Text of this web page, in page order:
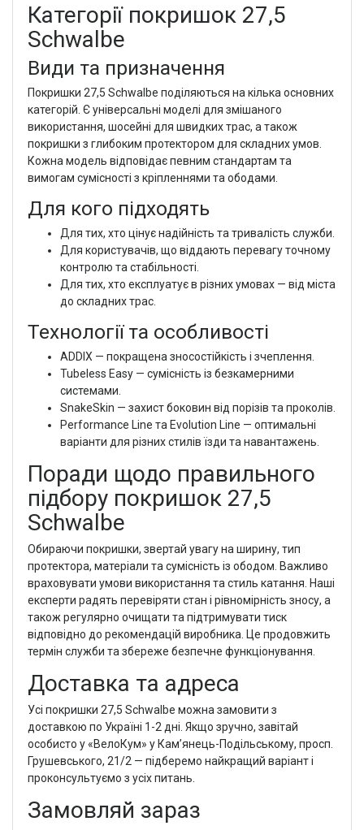
Категорії покришок 27,5
Schwalbe
Види та призначення
Покришки 27,5 Schwalbe поділяються на кілька основних
категорій. Є універсальні моделі для змішаного
використання, шосейні для швидких трас, а також
покришки з глибоким протектором для складних умов.
Кожна модель відповідає певним стандартам та
вимогам сумісності з кріпленнями та ободами.
Для кого підходять
Для тих, хто цінує надійність та тривалість служби.
Для користувачів, що віддають перевагу точному
контролю та стабільності.
Для тих, хто експлуатує в різних умовах — від міста
до складних трас.
Технології та особливості
ADDIX — покращена зносостійкість і зчеплення.
Tubeless Easy — сумісність із безкамерними
системами.
SnakeSkin — захист боковин від порізів та проколів.
Performance Line та Evolution Line — оптимальні
варіанти для різних стилів їзди та навантажень.
Поради щодо правильного
підбору покришок 27,5
Schwalbe
Обираючи покришки, звертай увагу на ширину, тип
протектора, матеріали та сумісність із ободом. Важливо
враховувати умови використання та стиль катання. Наші
експерти радять перевіряти стан і рівномірність зносу, а
також регулярно очищати та підтримувати тиск
відповідно до рекомендацій виробника. Це продовжить
термін служби та збереже безпечне функціонування.
Доставка та адреса
Усі покришки 27,5 Schwalbe можна замовити з
доставкою по Україні 1-2 дні. Якщо зручно, завітай
особисто у «ВелоКум» у Кам’янець-Подільському, просп.
Грушевського, 21/2 — підберемо найкращий варіант і
проконсультуємо з усіх питань.
Замовляй зараз